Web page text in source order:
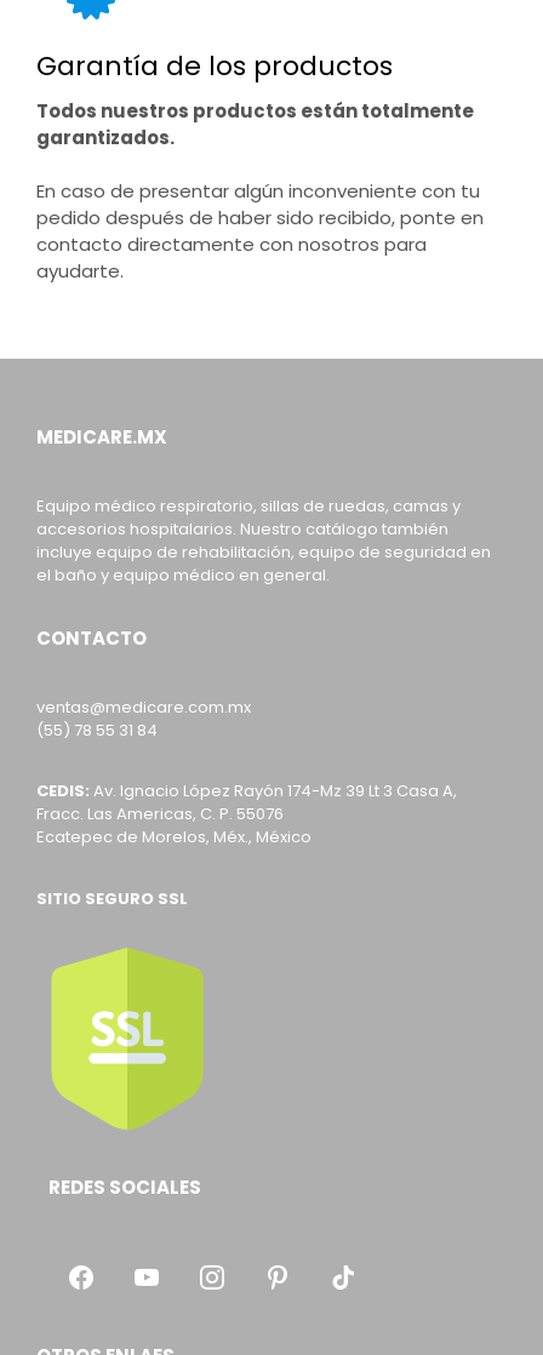
Garantía de los productos
Todos nuestros productos están totalmente
garantizados.
En caso de presentar algún inconveniente con tu
pedido después de haber sido recibido, ponte en
contacto directamente con nosotros para
ayudarte.
MEDICARE.MX
Equipo médico respiratorio, sillas de ruedas, camas y
accesorios hospitalarios. Nuestro catálogo también
incluye equipo de rehabilitación, equipo de seguridad en
el baño y equipo médico en general.
CONTACTO
ventas@medicare.com.mx
(55) 78 55 31 84
CEDIS: Av. Ignacio López Rayón 174-Mz 39 Lt 3 Casa A,
Fracc. Las Americas, C. P. 55076
Ecatepec de Morelos, Méx., México
SITIO SEGURO SSL
REDES SOCIALES